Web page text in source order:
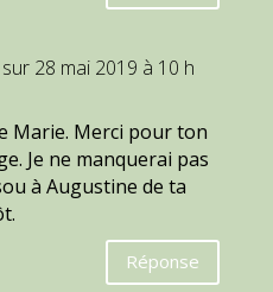
sur 28 mai 2019 à 10 h
Marie. Merci pour ton
Je ne manquerai pas
à Augustine de ta
Réponse